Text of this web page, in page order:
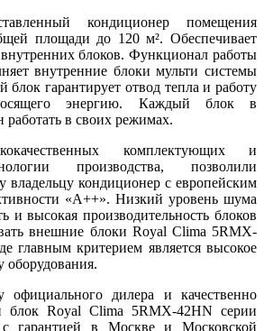
кондиционер помещения
площади до 120 м². Обеспечивает
блоков. Функционал работы
внутренние блоки мульти системы
гарантирует отвод тепла и работу
энергию. Каждый блок в
работать в своих режимах.
комплектующих и
производства, позволили
владельцу кондиционер с европейским
«А++». Низкий уровень шума
и высокая производительность блоков
внешние блоки Royal Clima 5RMX-
главным критерием является высокое
оборудования.
дилера и качественно
блок Royal Clima 5RMX-42HN серии
гарантией в Москве и Московской